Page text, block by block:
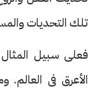
تلك التحديات
فعلى سبيل
الأعرق فى العالم.